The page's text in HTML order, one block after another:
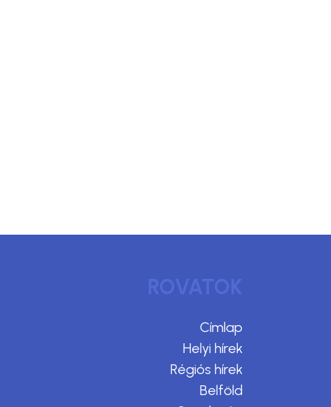
ROVATOK
Címlap
Helyi hírek
Régiós hírek
Belföld